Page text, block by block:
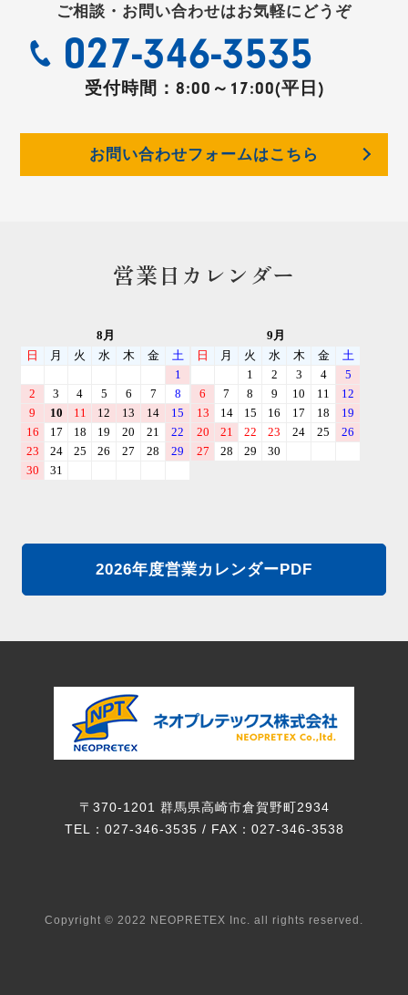
ご相談・お問い合わせはお気軽にどうぞ
027-346-3535
受付時間： 8:00～17:00(平日)
お問い合わせフォームはこちら
営業日カレンダー
2026年度営業カレンダーPDF
〒370-1201 群馬県高崎市倉賀野町2934
TEL：027-346-3535 / FAX：027-346-3538
Copyright © 2022 NEOPRETEX Inc. all rights reserved.